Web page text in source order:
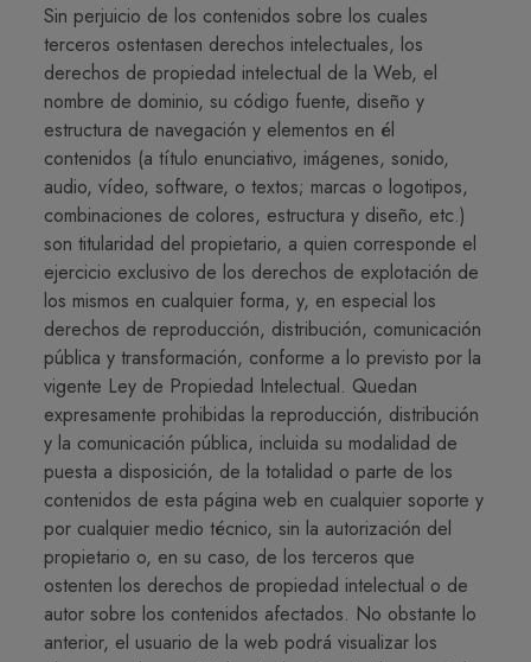
Sin perjuicio de los contenidos sobre los cuales
terceros ostentasen derechos intelectuales, los
derechos de propiedad intelectual de la Web, el
nombre de dominio, su código fuente, diseño y
estructura de navegación y elementos en él
contenidos (a título enunciativo, imágenes, sonido,
audio, vídeo, software, o textos; marcas o logotipos,
combinaciones de colores, estructura y diseño, etc.)
son titularidad del propietario, a quien corresponde el
ejercicio exclusivo de los derechos de explotación de
los mismos en cualquier forma, y, en especial los
derechos de reproducción, distribución, comunicación
pública y transformación, conforme a lo previsto por la
vigente Ley de Propiedad Intelectual. Quedan
expresamente prohibidas la reproducción, distribución
y la comunicación pública, incluida su modalidad de
puesta a disposición, de la totalidad o parte de los
contenidos de esta página web en cualquier soporte y
por cualquier medio técnico, sin la autorización del
propietario o, en su caso, de los terceros que
ostenten los derechos de propiedad intelectual o de
autor sobre los contenidos afectados. No obstante lo
anterior, el usuario de la web podrá visualizar los